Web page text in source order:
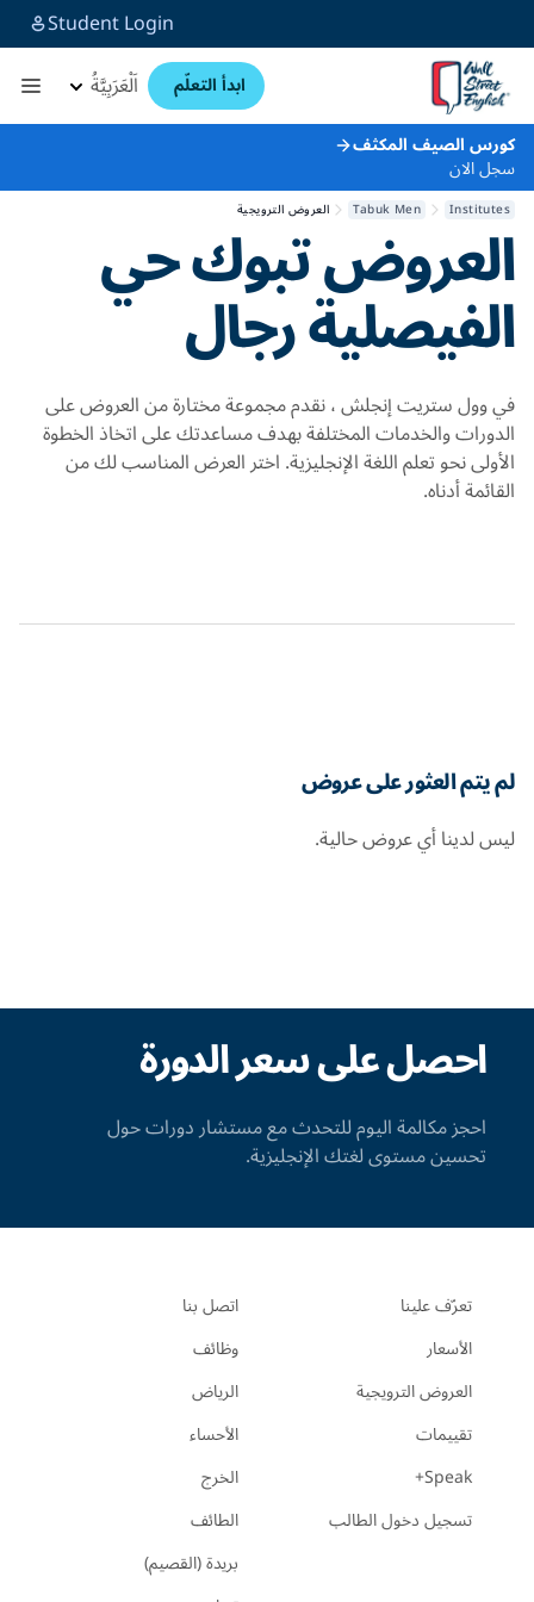
Student Login
ابدأ التعلّم اَلْعَرَبِيَّةُ
كورس الصيف المكثف
سجل الان
Institutes
Tabuk Men العروض الترويجيةالعروضتبوك حي
الفيصلية رجال
في وول ستريت إنجلش ، نقدم مجموعة مختارة من العروض على
الدورات والخدمات المختلفة بهدف مساعدتك على اتخاذ الخطوة
الأولى نحو تعلم اللغة الإنجليزية. اختر العرض المناسب لك من
القائمة أدناه.
لم يتم العثور على عروض
ليس لدينا أي عروض حالية.
احصل على سعر الدورة
احجز مكالمة اليوم للتحدث مع مستشار دورات حول
تحسين مستوى لغتك الإنجليزية.
تعرّف علينا
الأسعار
العروض الترويجية
تقييمات
Speak+
تسجيل دخول الطالب
اتصل بنا
وظائف
الرياض
الأحساء
الخرج
الطائف
بريدة (القصيم)